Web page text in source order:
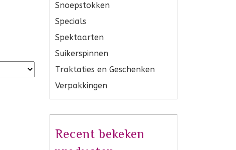
Snoepstokken
Specials
Spektaarten
Suikerspinnen
Traktaties en Geschenken
Verpakkingen
Recent bekeken